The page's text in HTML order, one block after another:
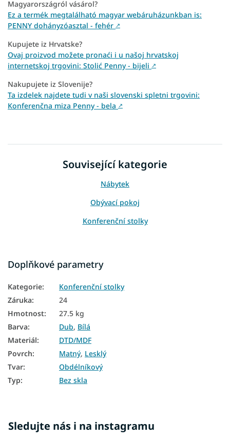
Magyarországról vásárol?
Ez a termék megtalálható magyar webáruházunkban is:
PENNY dohányzóasztal - fehér ↗
Kupujete iz Hrvatske?
Ovaj proizvod možete pronaći i u našoj hrvatskoj
internetskoj trgovini: Stolić Penny - bijeli ↗
Nakupujete iz Slovenije?
Ta izdelek najdete tudi v naši slovenski spletni trgovini:
Konferenčna miza Penny - bela ↗
Související kategorie
Nábytek
Obývací pokoj
Konferenční stolky
Doplňkové parametry
Kategorie:
Konferenční stolky
Záruka:
24
Hmotnost:
27.5 kg
Barva: Dub, Bílá
Materiál:
DTD/MDF
Povrch: Matný, Lesklý
Tvar:
Obdélníkový
Typ: Bez skla
Sledujte nás i na instagramu